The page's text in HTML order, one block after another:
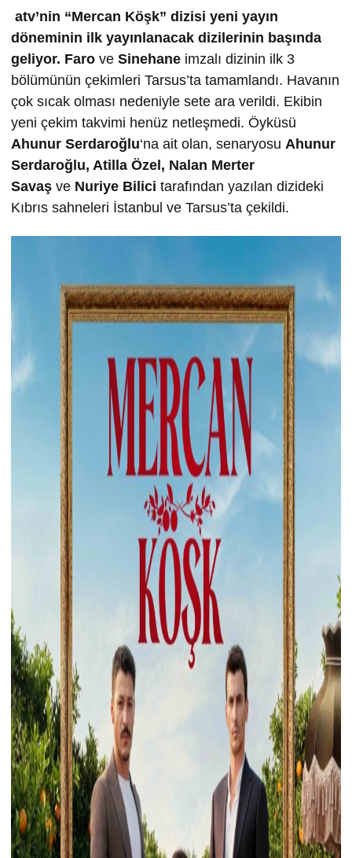
atv’nin “Mercan Köşk” dizisi yeni yayın
döneminin ilk yayınlanacak dizilerinin başında
geliyor. Faro ve Sinehane imzalı dizinin ilk 3
bölümünün çekimleri Tarsus’ta tamamlandı. Havanın
çok sıcak olması nedeniyle sete ara verildi. Ekibin
yeni çekim takvimi henüz netleşmedi. Öyküsü
Ahunur Serdaroğ lu‘na ait olan, senaryosu Ahunur
Serdaroğ lu, Atilla Özel, Nalan Merter
Savaş ve Nuriye Bilici tarafından yazılan dizideki
Kıbrıs sahneleri İstanbul ve Tarsus’ta çekildi.